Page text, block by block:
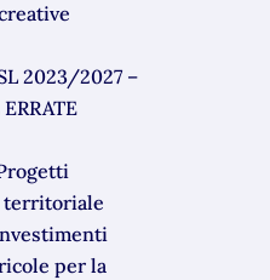
2023/2027 –
territoriale
per la